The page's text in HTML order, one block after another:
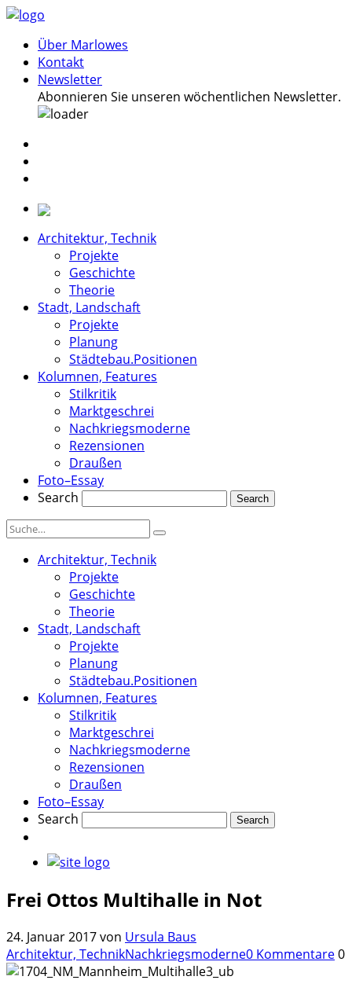
Über Marlowes
Kontakt
Newsletter
Abonnieren Sie unseren wöchentlichen Newsletter.
Architektur, Technik
Projekte
Geschichte
Theorie
Stadt, Landschaft
Projekte
Planung
Städtebau.Positionen
Kolumnen, Features
Stilkritik
Marktgeschrei
Nachkriegsmoderne
Rezensionen
Draußen
Foto–Essay
Search
Architektur, Technik
Projekte
Geschichte
Theorie
Stadt, Landschaft
Projekte
Planung
Städtebau.Positionen
Kolumnen, Features
Stilkritik
Marktgeschrei
Nachkriegsmoderne
Rezensionen
Draußen
Foto–Essay
Search
Frei Ottos Multihalle in Not
24. Januar 2017von Ursula Baus
Architektur, TechnikNachkriegsmoderne0 Kommentare0